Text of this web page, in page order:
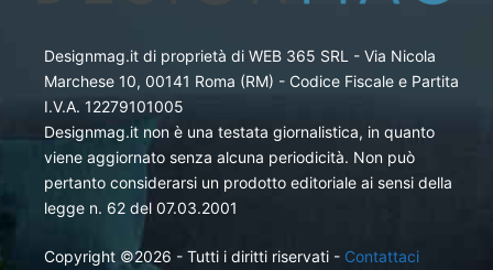
Designmag.it di proprietà di WEB 365 SRL - Via Nicola
Marchese 10, 00141 Roma (RM) - Codice Fiscale e Partita
I.V.A. 12279101005
Designmag.it non è una testata giornalistica, in quanto
viene aggiornato senza alcuna periodicità. Non può
pertanto considerarsi un prodotto editoriale ai sensi della
legge n. 62 del 07.03.2001
Copyright ©2026 - Tutti i diritti riservati - Contattaci